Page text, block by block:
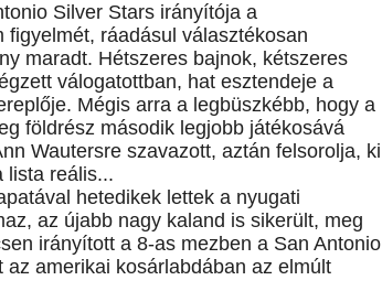
Silver Stars irányítója a
ráadásul választékosan
maradt. Hétszeres bajnok, kétszeres
válogatottban, hat esztendeje a
Mégis arra a legbüszkébb, hogy a
földrész második legjobb játékosává
Wautersre szavazott, aztán felsorolja, ki
lista reális...
hetedikek lettek a nyugati
az újabb nagy kaland is sikerült, meg
irányított a 8-as mezben a San Antonio
amerikai kosárlabdában az elmúlt